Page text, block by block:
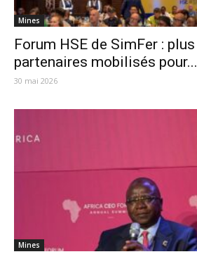
Mines
Forum HSE de SimFer :
partenaires mobilisés pour...
30 mai 2026
Mines